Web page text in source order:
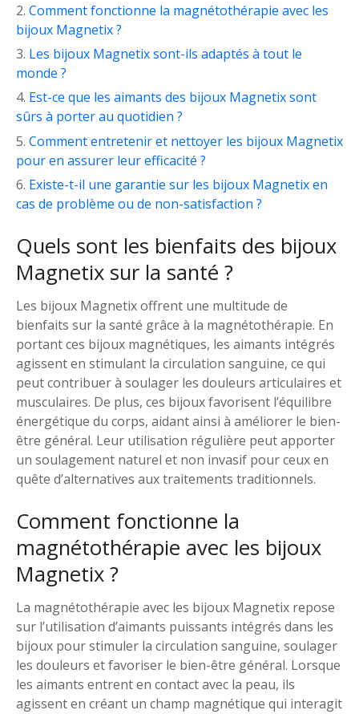
Comment fonctionne la magnétothérapie avec les
bijoux Magnetix ?
Les bijoux Magnetix sont-ils adaptés à tout le
monde ?
Est-ce que les aimants des bijoux Magnetix sont
sûrs à porter au quotidien ?
Comment entretenir et nettoyer les bijoux Magnetix
pour en assurer leur efficacité ?
Existe-t-il une garantie sur les bijoux Magnetix en
cas de problème ou de non-satisfaction ?
Quels sont les bienfaits des bijoux
Magnetix sur la santé ?
Les bijoux Magnetix offrent une multitude de
bienfaits sur la santé grâce à la magnétothérapie. En
portant ces bijoux magnétiques, les aimants intégrés
agissent en stimulant la circulation sanguine, ce qui
peut contribuer à soulager les douleurs articulaires et
musculaires. De plus, ces bijoux favorisent l’équilibre
énergétique du corps, aidant ainsi à améliorer le bien-
être général. Leur utilisation régulière peut apporter
un soulagement naturel et non invasif pour ceux en
quête d’alternatives aux traitements traditionnels.
Comment fonctionne la
magnétothérapie avec les bijoux
Magnetix ?
La magnétothérapie avec les bijoux Magnetix repose
sur l’utilisation d’aimants puissants intégrés dans les
bijoux pour stimuler la circulation sanguine, soulager
les douleurs et favoriser le bien-être général. Lorsque
les aimants entrent en contact avec la peau, ils
agissent en créant un champ magnétique qui interagit